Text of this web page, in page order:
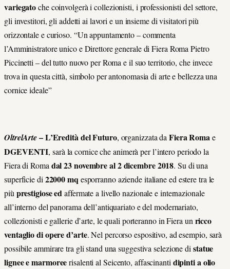
variegatoche coinvolgerà i collezionisti, i professionisti del settore,
gli investitori, gli addetti ai lavori e un insieme di visitatori più
orizzontale e curioso. “Un appuntamento – commenta
l’Amministratore unico e Direttore generale di Fiera Roma Pietro
Piccinetti – del tutto nuovo per Roma e il suo territorio, che invece
trova in questa città, simbolo per antonomasia di arte e bellezza una
cornice ideale”
OltrelArte– L’Eredità del Futuro, organizzata daFiera Romae
DGEVENTI, sarà la cornice che animerà per l’intero periodo la
Fiera di Roma dal 23 novembre al 2 dicembre 2018. Su di una
superficie di 22000 mq esporranno aziende italiane ed estere tra le
più prestigiose edaffermate a livello nazionale e internazionale
all’interno del panorama dell’antiquariato e del modernariato,
collezionisti e gallerie d’arte, le quali porteranno in Fiera un ricco
ventaglio di opere d’arte. Nel percorso espositivo, ad esempio, sarà
possibile ammirare tra gli stand una suggestiva selezione di statue
lignee e marmoreerisalenti al Seicento, affascinanti dipinti a olio